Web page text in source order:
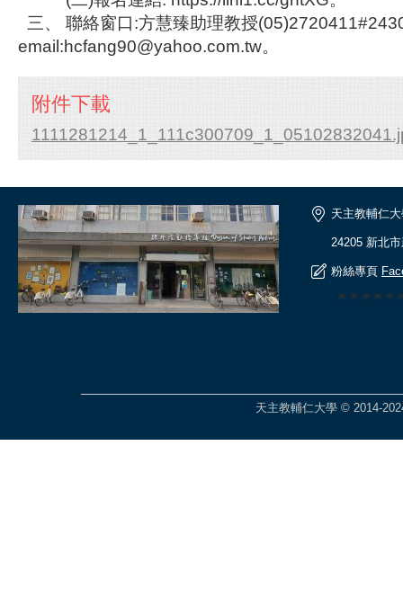
三、
聯絡窗口:方慧臻助理教授
email:hcfang90@yahoo.com.tw。
附件下載
天主教輔仁
24205 新北
粉絲專頁
天主教輔仁大學 © 2014-